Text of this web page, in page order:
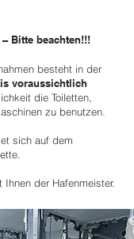
– Bitte beachten!!!
besteht in der
voraussichtlich
die Toiletten,
zu benutzen.
sich auf dem
der Hafenmeister.